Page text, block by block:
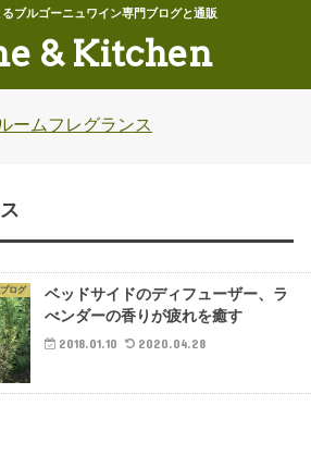
ブルゴーニュワイン専門ブログと通販
& Kitchen
ームフレグランス
ログ
ベッドサイドのディフューザー、ラ
べンダーの香りが疲れを癒す
2018.01.10 2020.04.28